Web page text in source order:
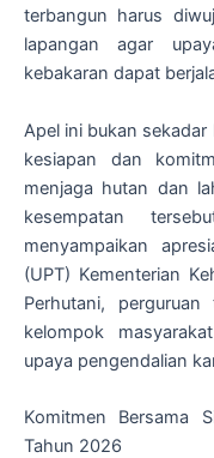
terbangun harus
lapangan agar
kebakaran dapat
Apel ini bukan
kesiapan dan
menjaga hutan dan
kesempatan
menyampaikan
(UPT) Kementerian
Perhutani,
kelompok
upaya pengendalian
Komitmen Bersama
Tahun 2026